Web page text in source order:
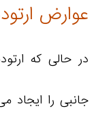
عوارض
در حالی که
جانبی را ایجاد